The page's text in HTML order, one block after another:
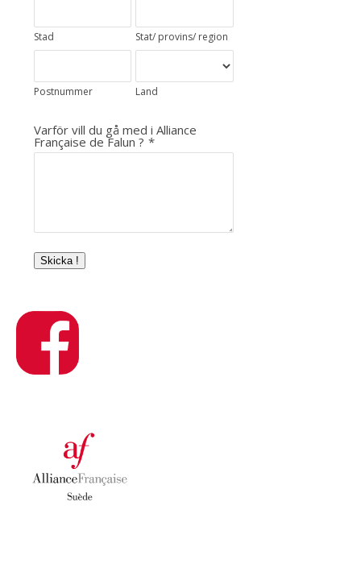
Stad Stat/ provins/ region
Postnummer Land
Varför vill du gå med i Alliance
Française de Falun ? *
Skicka !